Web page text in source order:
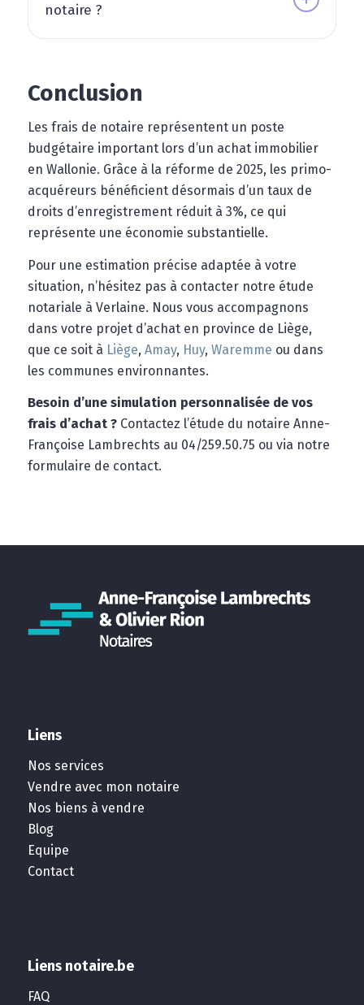
notaire ?
Conclusion
Les frais de notaire représentent un poste
budgétaire important lors d’un achat immobilier
en Wallonie. Grâce à la réforme de 2025, les primo-
acquéreurs bénéficient désormais d’un taux de
droits d’enregistrement réduit à 3%, ce qui
représente une économie substantielle.
Pour une estimation précise adaptée à votre
situation, n’hésitez pas à contacter notre étude
notariale à Verlaine. Nous vous accompagnons
dans votre projet d’achat en province de Liège,
que ce soit à Liège, Amay, Huy, Waremme ou dans
les communes environnantes.
Besoin d’une simulation personnalisée de vos
frais d’achat ? Contactez l’étude du notaire Anne-
Françoise Lambrechts au 04/259.50.75 ou via notre
formulaire de contact.
Liens
Nos services
Vendre avec mon notaire
Nos biens à vendre
Blog
Equipe
Contact
Liens notaire.be
FAQ